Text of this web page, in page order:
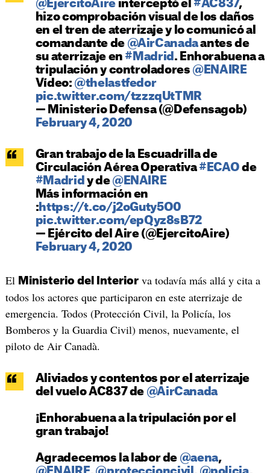
@EjercitoAireinterceptó el #AC837,
hizo comprobación visual de los daños
en el tren de aterrizaje y lo comunicó al
comandante de @AirCanadaantes de
su aterrizaje en #Madrid . Enhorabuena a
tripulación y controladores @ENAIRE
Vídeo: @thelastfedor
pic.twitter.com/tzzzqUtTMR
— Ministerio Defensa (@Defensagob)
February 4, 2020
Gran trabajo de la Escuadrilla de
Circulación Aérea Operativa #ECAO de
#Madrid y de @ENAIRE
Más información en
: https://t.co/j2oGuty5O0
pic.twitter.com/epQyz8sB72
— Ejército del Aire (@EjercitoAire)
February 4, 2020
El Ministerio del Interiorva todavía más allá y cita a
todos los actores que participaron en este aterrizaje de
emergencia. Todos (Protección Civil, la Policía, los
Bomberos y la Guardia Civil) menos, nuevamente, el
piloto de Air Canadà.
Aliviados y contentos por el aterrizaje
del vuelo AC837 de @AirCanada
¡Enhorabuena a la tripulación por el
gran trabajo!
Agradecemos la labor de @aena,